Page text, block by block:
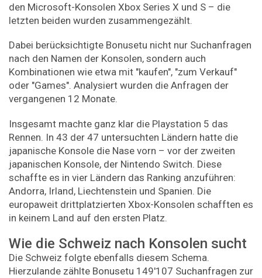
den Microsoft-Konsolen Xbox Series X und S – die
letzten beiden wurden zusammengezählt.
Dabei berücksichtigte Bonusetu nicht nur Suchanfragen
nach den Namen der Konsolen, sondern auch
Kombinationen wie etwa mit "kaufen", "zum Verkauf"
oder "Games". Analysiert wurden die Anfragen der
vergangenen 12 Monate.
Insgesamt machte ganz klar die Playstation 5 das
Rennen. In 43 der 47 untersuchten Ländern hatte die
japanische Konsole die Nase vorn – vor der zweiten
japanischen Konsole, der Nintendo Switch. Diese
schaffte es in vier Ländern das Ranking anzuführen:
Andorra, Irland, Liechtenstein und Spanien. Die
europaweit drittplatzierten Xbox-Konsolen schafften es
in keinem Land auf den ersten Platz.
Wie die Schweiz nach Konsolen sucht
Die Schweiz folgte ebenfalls diesem Schema.
Hierzulande zählte Bonusetu 149'107 Suchanfragen zur